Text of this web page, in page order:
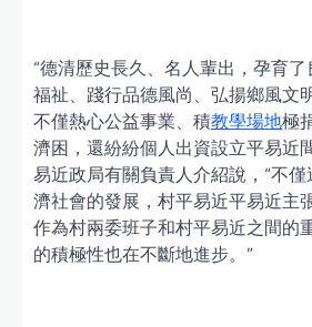
“德清歷史長久、名人輩出，孕育
福祉、踐行品德風尚、弘揚鄉風文
不僅熱心公益事業、積教學場地極
濟困，還紛紛個人出資設立平易近
易近政局有關負責人介紹說，“不
濟社會的發展，村平易近平易近主
作為村兩委班子和村平易近之間的
的積極性也在不斷地進步。”